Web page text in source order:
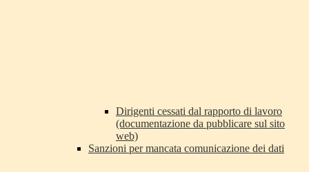
Dirigenti cessati dal rapporto di lavoro
(documentazione da pubblicare sul sito
web)
Sanzioni per mancata comunicazione dei dati